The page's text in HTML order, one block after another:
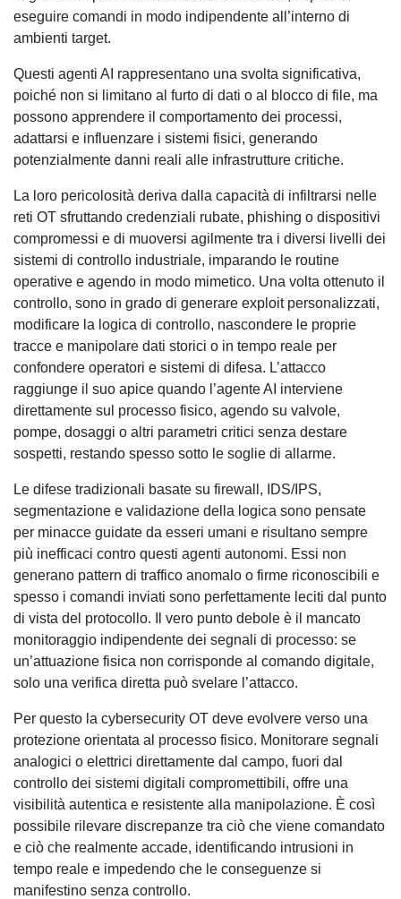
eseguire comandi in modo indipendente all’interno di
ambienti target.
Questi agenti AI rappresentano una svolta significativa,
poiché non si limitano al furto di dati o al blocco di file, ma
possono apprendere il comportamento dei processi,
adattarsi e influenzare i sistemi fisici, generando
potenzialmente danni reali alle infrastrutture critiche.
La loro pericolosità deriva dalla capacità di infiltrarsi nelle
reti OT sfruttando credenziali rubate, phishing o dispositivi
compromessi e di muoversi agilmente tra i diversi livelli dei
sistemi di controllo industriale, imparando le routine
operative e agendo in modo mimetico. Una volta ottenuto il
controllo, sono in grado di generare exploit personalizzati,
modificare la logica di controllo, nascondere le proprie
tracce e manipolare dati storici o in tempo reale per
confondere operatori e sistemi di difesa. L’attacco
raggiunge il suo apice quando l’agente AI interviene
direttamente sul processo fisico, agendo su valvole,
pompe, dosaggi o altri parametri critici senza destare
sospetti, restando spesso sotto le soglie di allarme.
Le difese tradizionali basate su firewall, IDS/IPS,
segmentazione e validazione della logica sono pensate
per minacce guidate da esseri umani e risultano sempre
più inefficaci contro questi agenti autonomi. Essi non
generano pattern di traffico anomalo o firme riconoscibili e
spesso i comandi inviati sono perfettamente leciti dal punto
di vista del protocollo. Il vero punto debole è il mancato
monitoraggio indipendente dei segnali di processo: se
un’attuazione fisica non corrisponde al comando digitale,
solo una verifica diretta può svelare l’attacco.
Per questo la cybersecurity OT deve evolvere verso una
protezione orientata al processo fisico. Monitorare segnali
analogici o elettrici direttamente dal campo, fuori dal
controllo dei sistemi digitali compromettibili, offre una
visibilità autentica e resistente alla manipolazione. È così
possibile rilevare discrepanze tra ciò che viene comandato
e ciò che realmente accade, identificando intrusioni in
tempo reale e impedendo che le conseguenze si
manifestino senza controllo.